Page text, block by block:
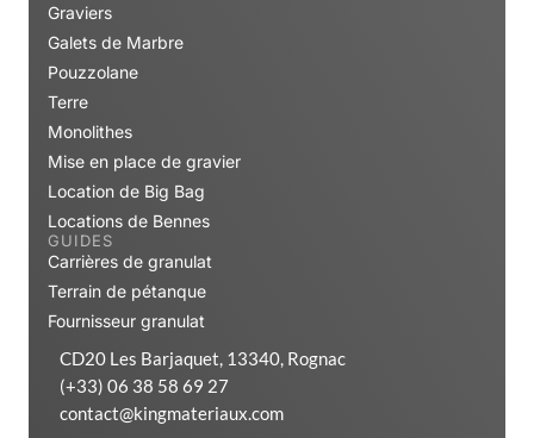
Graviers
Galets de Marbre
Pouzzolane
Terre
Monolithes
Mise en place de gravier
Location de Big Bag
Locations de Bennes
GUIDES
Carrières de granulat
Terrain de pétanque
Fournisseur granulat
CD20 Les Barjaquet, 13340, Rognac
(+33) 06 38 58 69 27
contact@kingmateriaux.com